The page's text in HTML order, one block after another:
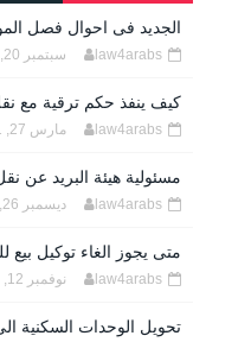
الجديد فى احوال فصل
law4arabs سبتمبر 20, 2021
كيف ينفذ حكم ترقية مع
law4arabs مارس 27, 2021
مسئولية هيئة البريد عن
law4arabs ديسمبر 26, 2020
متى يجوز الغاء توكيل
law4arabs نوفمبر 12, 2020
تحويل الوحدات السكنية